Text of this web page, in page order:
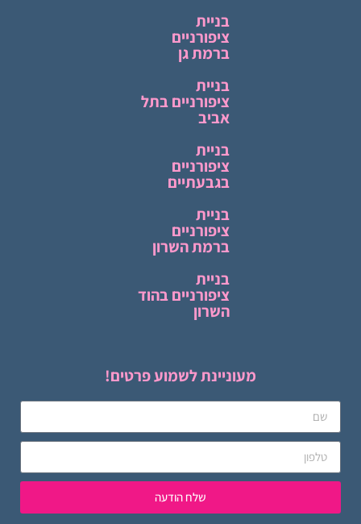
בניית
ציפורניים
ברמת גן
בניית
ציפורניים בתל
אביב
בניית
ציפורניים
בגבעתיים
בניית
ציפורניים
ברמת השרון
בניית
ציפורניים בהוד
השרון
מעוניינת לשמוע פרטים!
שלח הודעה